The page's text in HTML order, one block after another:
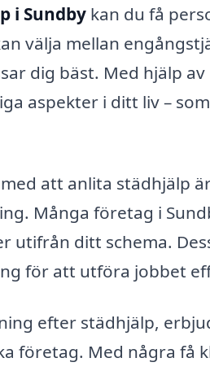
i Sundby kan du få
välja mellan
dig bäst. Med hjälp
aspekter i ditt liv –
att anlita städhjälp
Många företag i
utifrån ditt schema.
för att utföra jobbet
efter städhjälp,
företag. Med några få